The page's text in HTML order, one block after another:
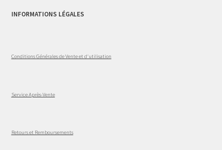
INFORMATIONS LÉGALES
Conditions Générales de Vente et d'utilisation
Service Après-Vente
Retours et Remboursements